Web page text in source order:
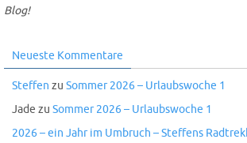
Blog!
Neueste Kommentare
Steffen zu Sommer 2026 – Urlaubswoche 1
Jade zu Sommer 2026 – Urlaubswoche 1
2026 – ein Jahr im Umbruch – Steffens